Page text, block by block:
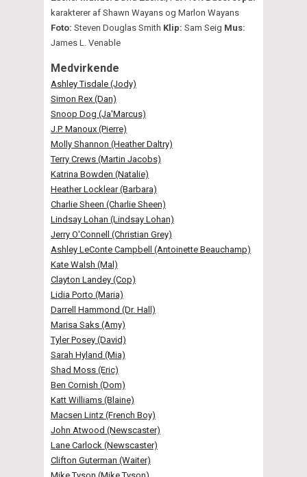
karakterer af Shawn Wayans og Marlon Wayans
Foto: Steven Douglas Smith Klip: Sam Seig Mus:
James L. Venable
Medvirkende
Ashley Tisdale (Jody)
Simon Rex (Dan)
Snoop Dog (Ja'Marcus)
J.P. Manoux (Pierre)
Molly Shannon (Heather Daltry)
Terry Crews (Martin Jacobs)
Katrina Bowden (Natalie)
Heather Locklear (Barbara)
Charlie Sheen (Charlie Sheen)
Lindsay Lohan (Lindsay Lohan)
Jerry O'Connell (Christian Grey)
Ashley LeConte Campbell (Antoinette Beauchamp)
Kate Walsh (Mal)
Clayton Landey (Cop)
Lidia Porto (Maria)
Darrell Hammond (Dr. Hall)
Marisa Saks (Amy)
Tyler Posey (David)
Sarah Hyland (Mia)
Shad Moss (Eric)
Ben Cornish (Dom)
Katt Williams (Blaine)
Macsen Lintz (French Boy)
John Atwood (Newscaster)
Lane Carlock (Newscaster)
Clifton Guterman (Waiter)